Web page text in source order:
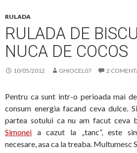
RULADA
RULADA DE
NUCA DE COCOS
10/05/2012 GHIOCEL07 2
Pentru ca sunt intr-o perioada mai
consum energia facand ceva dulce.
partea sotului ca nu am facut ceva
Simonei a cazut la „tanc”, este
necesare, asa ca la treaba. Multumesc